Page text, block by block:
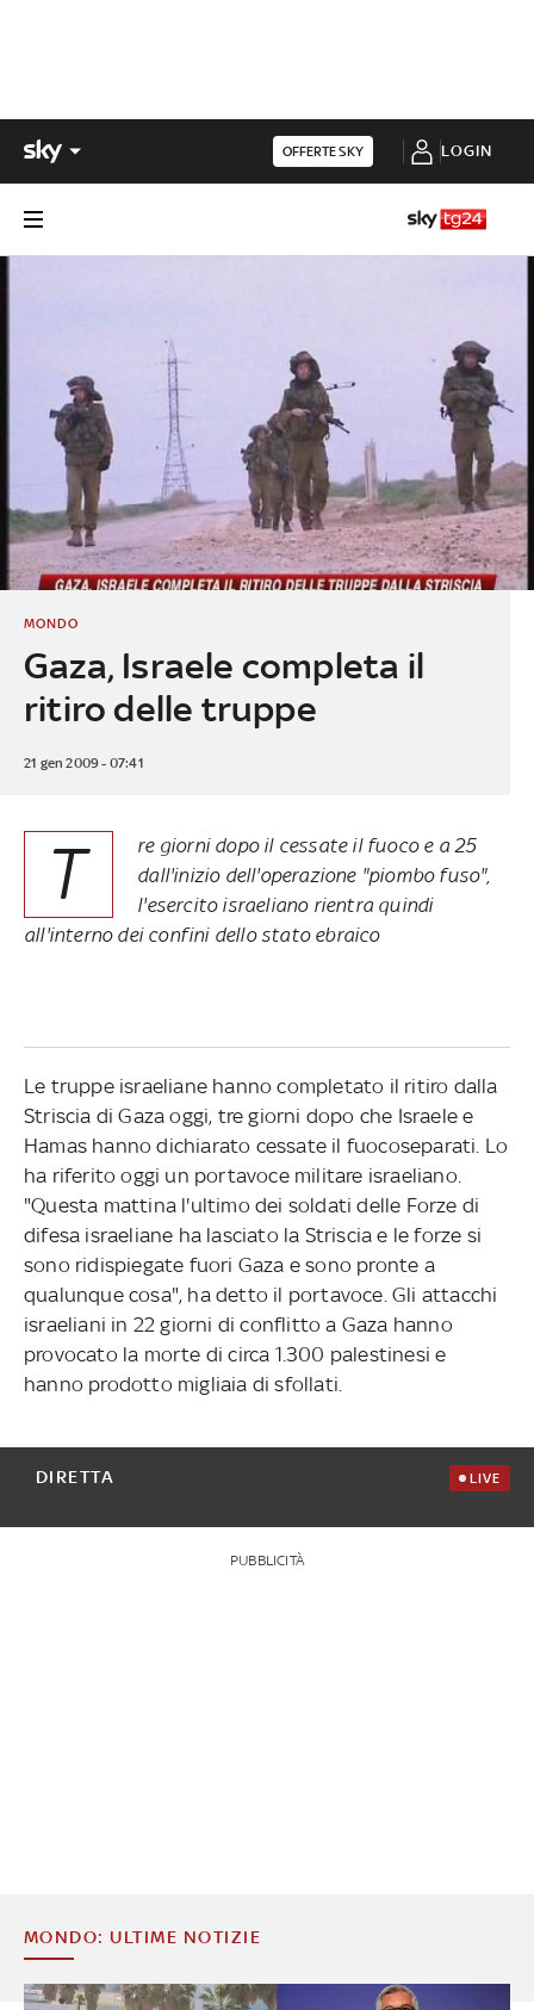
OFFERTE SKY LOGIN
Gaza, Israele completa il
ritiro delle truppe
MONDO
21 gen 2009 - 07:41
T
re giorni dopo il cessate il fuoco e a 25
dall'inizio dell'operazione "piombo fuso",
l'esercito israeliano rientra quindi
all'interno dei confini dello stato ebraico
Le truppe israeliane hanno completato il ritiro dalla
Striscia di Gaza oggi, tre giorni dopo che Israele e
Hamas hanno dichiarato cessate il fuocoseparati. Lo
ha riferito oggi un portavoce militare israeliano.
"Questa mattina l'ultimo dei soldati delle Forze di
difesa israeliane ha lasciato la Striscia e le forze si
sono ridispiegate fuori Gaza e sono pronte a
qualunque cosa", ha detto il portavoce. Gli attacchi
israeliani in 22 giorni di conflitto a Gaza hanno
provocato la morte di circa 1.300 palestinesi e
hanno prodotto migliaia di sfollati.
DIRETTA LIVE
PUBBLICITÀ
MONDO: ULTIME NOTIZIE